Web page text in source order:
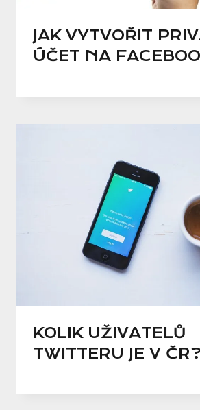
JAK VYTVOŘIT
ÚČET NA
KOLIK UŽIVATELŮ
TWITTERU JE V ČR?